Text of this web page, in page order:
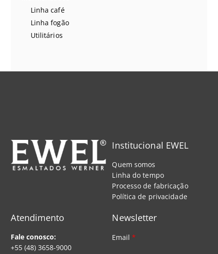
Linha café
Linha fogão
Utilitários
Institucional EWEL
Quem somos
Linha do tempo
Processo de fabricação
Política de privacidade
Atendimento
Fale conosco:
+55 (48) 3658-9000
Newsletter
Email*